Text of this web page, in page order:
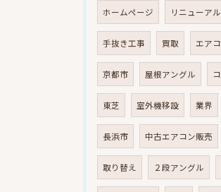
ホームページ リニューアル
手抜き工事 買取 エア
京都市 屋根アングル
東芝 室外機移設 業界
長浜市 中古エアコン販売
取り替え ２段アングル